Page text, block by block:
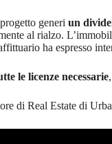
generi un
al rialzo.
ha espresso
le licenze necessarie
di Real Estate di